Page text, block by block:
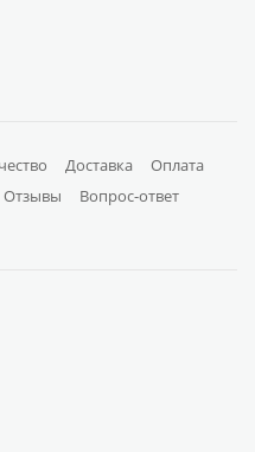
Доставка
Оплата
Отзывы
Вопрос-ответ